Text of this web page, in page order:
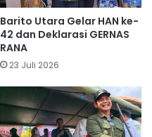
Barito Utara Gelar HAN ke-
42 dan Deklarasi GERNAS
RANA
23 Juli 2026